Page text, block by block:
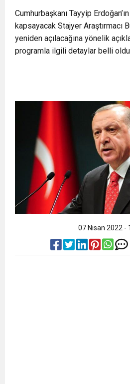
buluşturdu
11:36 Hareketsiz yaşam diyabete
11:32 Dr. Öcük, karın germe
Cumhurbaşkanı Tayyip
kapsayacak Stajyer Araştırmacı
yeniden açılacağına yönelik
programla ilgili detaylar belli
07 Nisan 2022 -